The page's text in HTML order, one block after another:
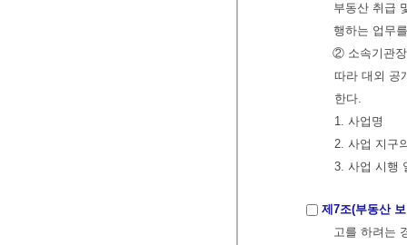
부동산 취급
행하는 업무
② 소속기관장
따라 대외 공
한다.
1. 사업명
2. 사업 지구
3. 사업 시행
제7조(부동산
고를 하려는